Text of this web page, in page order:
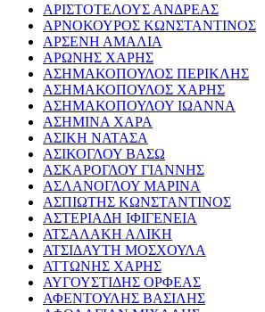
ΑΡΙΣΤΟΤΕΛΟΥΣ ΑΝΔΡΕΑΣ
ΑΡΝΟΚΟΥΡΟΣ ΚΩΝΣΤΑΝΤΙΝΟΣ
ΑΡΣΕΝΗ ΑΜΑΛΙΑ
ΑΡΩΝΗΣ ΧΑΡΗΣ
ΑΣΗΜΑΚΟΠΟΥΛΟΣ ΠΕΡΙΚΛΗΣ
ΑΣΗΜΑΚΟΠΟΥΛΟΣ ΧΑΡΗΣ
ΑΣΗΜΑΚΟΠΟΥΛΟΥ ΙΩΑΝΝΑ
ΑΣΗΜΙΝΑ ΧΑΡΑ
ΑΣΙΚΗ ΝΑΤΑΣΑ
ΑΣΙΚΟΓΛΟΥ ΒΑΣΩ
ΑΣΚΑΡΟΓΛΟΥ ΓΙΑΝΝΗΣ
ΑΣΛΑΝΟΓΛΟΥ ΜΑΡΙΝΑ
ΑΣΠΙΩΤΗΣ ΚΩΝΣΤΑΝΤΙΝΟΣ
ΑΣΤΕΡΙΑΔΗ ΙΦΙΓΕΝΕΙΑ
ΑΤΣΑΛΑΚΗ ΑΛΙΚΗ
ΑΤΣΙΔΑΥΤΗ ΜΟΣΧΟΥΛΑ
ΑΤΤΩΝΗΣ ΧΑΡΗΣ
ΑΥΓΟΥΣΤΙΔΗΣ ΟΡΦΕΑΣ
ΑΦΕΝΤΟΥΛΗΣ ΒΑΣΙΛΗΣ